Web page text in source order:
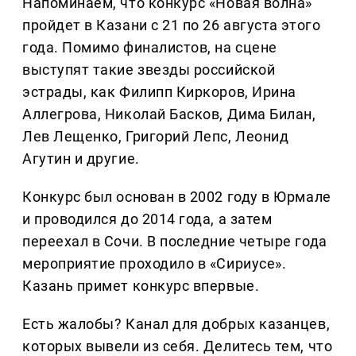
пройдет в Казани с 21 по 26 августа этого
года. Помимо финалистов, на сцене
выступят такие звезды российской
эстрады, как Филипп Киркоров, Ирина
Аллегрова, Николай Басков, Дима Билан,
Лев Лещенко, Григорий Лепс, Леонид
Агутин и другие.
Конкурс был основан в 2002 году в Юрмале
и проводился до 2014 года, а затем
переехал в Сочи. В последние четыре года
мероприятие проходило в «Сириусе».
Казань примет конкурс впервые.
Есть жалобы? Канал для добрых казанцев,
которых вывели из себя. Делитеcь тем, что